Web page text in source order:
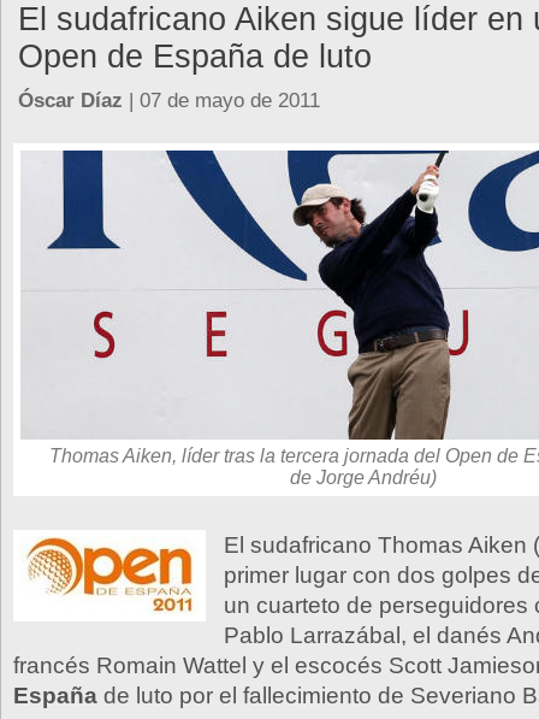
El sudafricano Aiken sigue líder en
Open de España de luto
Óscar Díaz | 07 de mayo de 2011
Thomas Aiken, líder tras la tercera jornada del Open de
de Jorge Andréu)
El sudafricano Thomas Aiken
primer lugar con dos golpes
un cuarteto de perseguidores
Pablo Larrazábal, el danés
francés Romain Wattel y el escocés Scott
España de luto por el fallecimiento de Severiano